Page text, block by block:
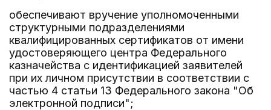
обеспечивают вручение уполномоченными
структурными подразделениями
квалифицированных сертификатов от имени
удостоверяющего центра Федерального
казначейства с идентификацией заявителей
при их личном присутствии в соответствии с
частью 4 статьи 13 Федерального закона "Об
электронной подписи";